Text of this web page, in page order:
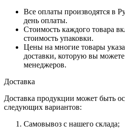
Все оплаты производятся в
день оплаты.
Стоимость каждого товара
стоимость упаковки.
Цены на многие товары
доставки, которую вы
менеджеров.
Доставка
Доставка продукции может быть
следующих вариантов:
Самовывоз с нашего склада;